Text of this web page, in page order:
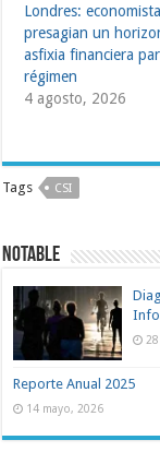
Londres:
presagian un
asfixia financiera
régimen
4 agosto, 2026
Tags CSI
NOTABLE
Reporte Anual 2025
14 mayo, 2026